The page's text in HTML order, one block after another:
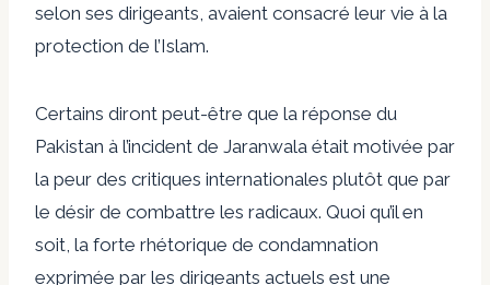
selon ses dirigeants, avaient consacré leur vie à la
protection de l’Islam.
Certains diront peut-être que la réponse du
Pakistan à l’incident de Jaranwala était motivée par
la peur des critiques internationales plutôt que par
le désir de combattre les radicaux. Quoi qu’il en
soit, la forte rhétorique de condamnation
exprimée par les dirigeants actuels est une